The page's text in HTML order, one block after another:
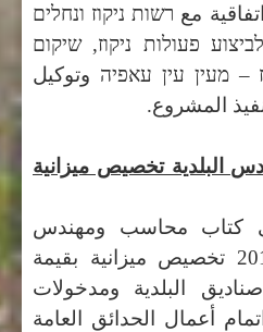
مع רשות ניקוז ונחלים
לביצוע פעולות ניקוז, שיקום
–מעין עין עאפיה وتوكيل
المشروع.
البلدية تخصيص ميزانية
كتاب محاسب ومهندس
البلدية من يوم 2019/7/1 تخصيص ميزانية بقيمة
صناديق البلدية ومدخولات
أعمال الحدائق العامة